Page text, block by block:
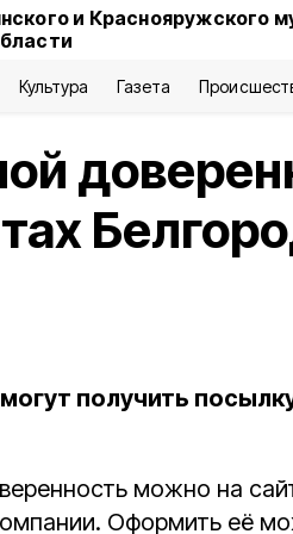
и Краснояружского
Культура Газета
получить
можно на
Оформить её